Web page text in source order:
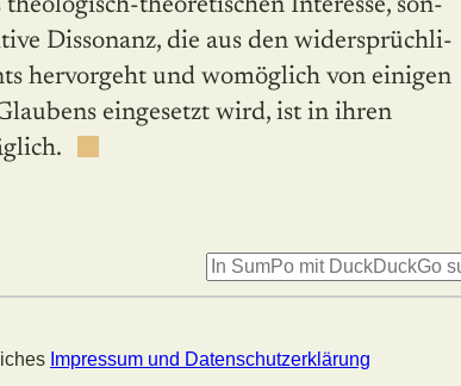
theoretischen Interesse, son­
Dissonanz, die aus den widersprüchli­
hervorgeht und womöglich von einigen
eingesetzt wird, ist in ihren
Impressum und Datenschutzerklärung